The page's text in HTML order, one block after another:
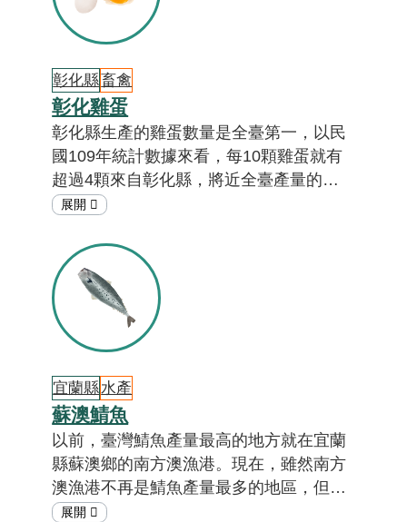
起來「在地特色小教室」一探究竟吧！
[註01]
彰化縣畜禽
彰化雞蛋
彰化縣生產的雞蛋數量是全臺第一，以民
國109年統計數據來看，每10顆雞蛋就有
超過4顆來自彰化縣，將近全臺產量的一
半。在彰化有不少雞農與時俱進，透過飼
雞蛋；有些蛋雞場提供健康舒適的下蛋環
境，並將雞蛋洗淨及衛生檢查，致力於生
產健康安全並兼顧動物福利的雞蛋。彰化
縣為何盛產雞蛋呢？在地雞農如何提升雞
蛋品質呢？一起來看「在地特色小教
程。[註01]
宜蘭縣水產
蘇澳鯖魚
以前，臺灣鯖魚產量最高的地方就在宜蘭
縣蘇澳鄉的南方澳漁港。現在，雖然南方
澳漁港不再是鯖魚產量最多的地區，但是
從基隆市和新北市捕獲的鯖魚，多數會再